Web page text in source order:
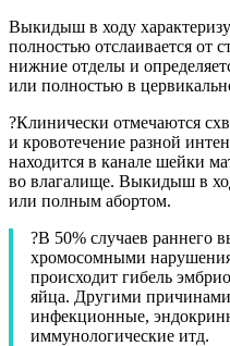
Выкидыш в ходу
полностью отслаивается от
нижние отделы и
или полностью в
?Клинически отмечаются
и кровотечение разной
находится в канале шейки
во влагалище. Выкидыш в
или полным абортом.
?В 50% случаев раннего
хромосомными
происходит гибель
яйца. Другими
инфекционные,
иммунологические итд.